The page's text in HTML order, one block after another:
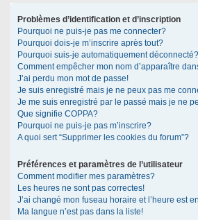
Problèmes d’identification et d’inscription
Pourquoi ne puis-je pas me connecter?
Pourquoi dois-je m’inscrire après tout?
Pourquoi suis-je automatiquement déconnecté?
Comment empêcher mon nom d’apparaître
J’ai perdu mon mot de passe!
Je suis enregistré mais je ne peux pas me
Je me suis enregistré par le passé mais je ne
Que signifie COPPA?
Pourquoi ne puis-je pas m’inscrire?
A quoi sert “Supprimer les cookies du forum”?
Préférences et paramètres de l’utilisateur
Comment modifier mes paramètres?
Les heures ne sont pas correctes!
J’ai changé mon fuseau horaire et l’heure est
Ma langue n’est pas dans la liste!